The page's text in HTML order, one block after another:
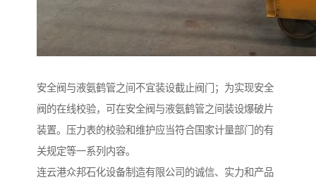
安全阀与液氨鹤管之间不宜装设截止阀门；为实现安全
阀的在线校验，可在安全阀与液氨鹤管之间装设爆破片
装置。压力表的校验和维护应当符合国家计量部门的有
关规定等一系列内容。
连云港众邦石化设备制造有限公司的诚信、实力和产品